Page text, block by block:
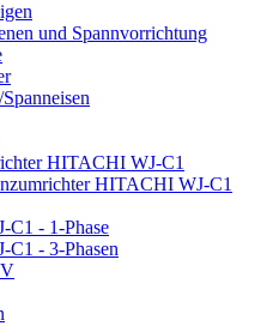
und Spannvorrichtung
HITACHI WJ-C1
HITACHI WJ-C1
- 1-Phase
- 3-Phasen